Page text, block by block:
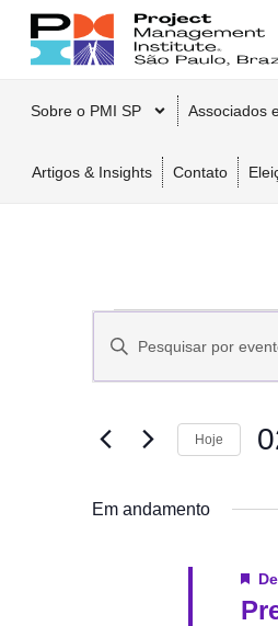
Sobre o PMI SP Associados
Artigos & Insights Contato
Pesquisa
Eventos
pela
Hoje
Em andamento